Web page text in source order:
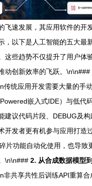
飞速发展，其应用软件的开
，以下是人工智能的五大最
这些趋势不仅提升了用户体
动创新效率的飞跃。\n\n###
传统应用开发需要大量的手
嵌入式IDE）与低代
建议代码片段、DEBUG及
开发者更有机参与应用打造
片功能自动化使用，也导致
\n\n### 2. 从合成数据模型
非共享共性后训练API重算